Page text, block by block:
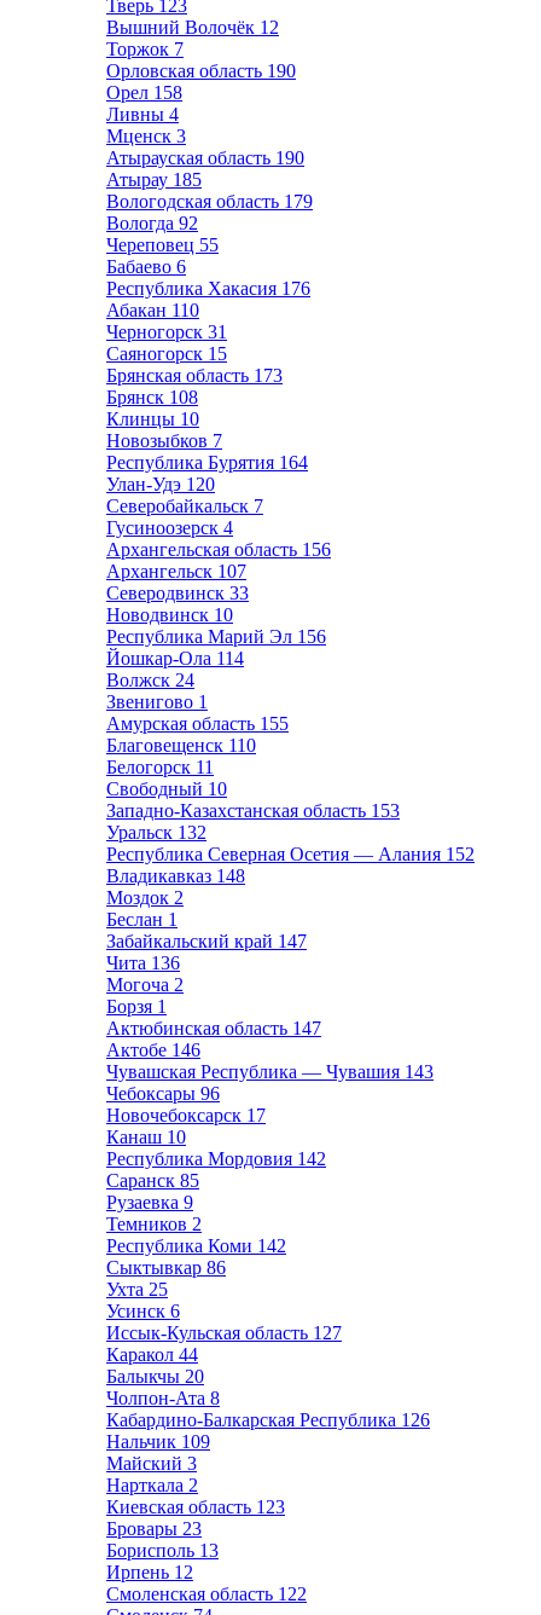
Тверь 123
Вышний Волочёк 12
Торжок 7
Орловская область 190
Орел 158
Ливны 4
Мценск 3
Атырауская область 190
Атырау 185
Вологодская область 179
Вологда 92
Череповец 55
Бабаево 6
Республика Хакасия 176
Абакан 110
Черногорск 31
Саяногорск 15
Брянская область 173
Брянск 108
Клинцы 10
Новозыбков 7
Республика Бурятия 164
Улан-Удэ 120
Северобайкальск 7
Гусиноозерск 4
Архангельская область 156
Архангельск 107
Северодвинск 33
Новодвинск 10
Республика Марий Эл 156
Йошкар-Ола 114
Волжск 24
Звенигово 1
Амурская область 155
Благовещенск 110
Белогорск 11
Свободный 10
Западно-Казахстанская область 153
Уральск 132
Республика Северная Осетия — Алания 152
Владикавказ 148
Моздок 2
Беслан 1
Забайкальский край 147
Чита 136
Могоча 2
Борзя 1
Актюбинская область 147
Актобе 146
Чувашская Республика — Чувашия 143
Чебоксары 96
Новочебоксарск 17
Канаш 10
Республика Мордовия 142
Саранск 85
Рузаевка 9
Темников 2
Республика Коми 142
Сыктывкар 86
Ухта 25
Усинск 6
Иссык-Кульская область 127
Каракол 44
Балыкчы 20
Чолпон-Ата 8
Кабардино-Балкарская Республика 126
Нальчик 109
Майский 3
Нарткала 2
Киевская область 123
Бровары 23
Борисполь 13
Ирпень 12
Смоленская область 122